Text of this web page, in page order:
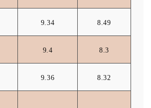
9.34 8.49
9.4 8.3
9.36 8.32